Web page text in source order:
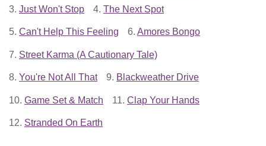
3. Just Won't Stop 4. The Next Spot
5. Can't Help This Feeling 6. Amores Bongo
7. Street Karma (A Cautionary Tale)
8. You're Not All That 9. Blackweather Drive
10. Game Set & Match 11. Clap Your Hands
12. Stranded On Earth